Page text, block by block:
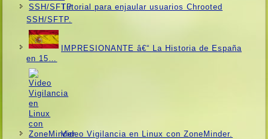
Tutorial para enjaular usuarios Chrooted
SSH/SFTP.
IMPRESIONANTE â€“ La Historia de España
en 15…
Video Vigilancia en Linux con ZoneMinder.